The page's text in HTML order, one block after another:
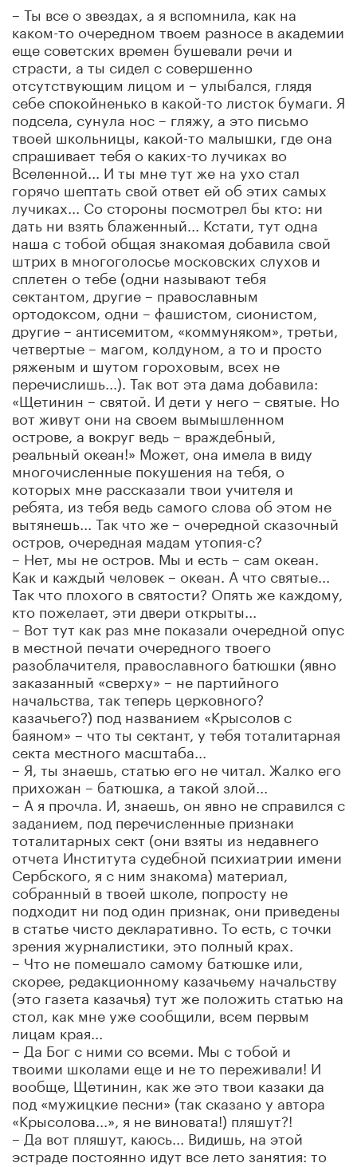
– Ты все о звездах, а я вспомнила, как на
каком-то очередном твоем разносе в академии
еще советских времен бушевали речи и
страсти, а ты сидел с совершенно
отсутствующим лицом и – улыбался, глядя
себе спокойненько в какой-то листок бумаги. Я
подсела, сунула нос – гляжу, а это письмо
твоей школьницы, какой-то малышки, где она
спрашивает тебя о каких-то лучиках во
Вселенной... И ты мне тут же на ухо стал
горячо шептать свой ответ ей об этих самых
лучиках... Со стороны посмотрел бы кто: ни
дать ни взять блаженный... Кстати, тут одна
наша с тобой общая знакомая добавила свой
штрих в многоголосье московских слухов и
сплетен о тебе (одни называют тебя
сектантом, другие – православным
ортодоксом, одни – фашистом, сионистом,
другие – антисемитом, «коммуняком», третьи,
четвертые – магом, колдуном, а то и просто
ряженым и шутом гороховым, всех не
перечислишь...). Так вот эта дама добавила:
«Щетинин – святой. И дети у него – святые. Но
вот живут они на своем вымышленном
острове, а вокруг ведь – враждебный,
реальный океан!» Может, она имела в виду
многочисленные покушения на тебя, о
которых мне рассказали твои учителя и
ребята, из тебя ведь самого слова об этом не
вытянешь... Так что же – очередной сказочный
остров, очередная мадам утопия-с?
– Нет, мы не остров. Мы и есть – сам океан.
Как и каждый человек – океан. А что святые...
Так что плохого в святости? Опять же каждому,
кто пожелает, эти двери открыты...
– Вот тут как раз мне показали очередной опус
в местной печати очередного твоего
разоблачителя, православного батюшки (явно
заказанный «сверху» – не партийного
начальства, так теперь церковного?
казачьего?) под названием «Крысолов с
баяном» – что ты сектант, у тебя тоталитарная
секта местного масштаба...
– Я, ты знаешь, статью его не читал. Жалко его
прихожан – батюшка, а такой злой...
– А я прочла. И, знаешь, он явно не справился с
заданием, под перечисленные признаки
тоталитарных сект (они взяты из недавнего
отчета Института судебной психиатрии имени
Сербского, я с ним знакома) материал,
собранный в твоей школе, попросту не
подходит ни под один признак, они приведены
в статье чисто декларативно. То есть, с точки
зрения журналистики, это полный крах.
– Что не помешало самому батюшке или,
скорее, редакционному казачьему начальству
(это газета казачья) тут же положить статью на
стол, как мне уже сообщили, всем первым
лицам края...
– Да Бог с ними со всеми. Мы с тобой и
твоими школами еще и не то переживали! И
вообще, Щетинин, как же это твои казаки да
под «мужицкие песни» (так сказано у автора
«Крысолова...», я не виновата!) пляшут?!
– Да вот пляшут, каюсь... Видишь, на этой
эстраде постоянно идут все лето занятия: то